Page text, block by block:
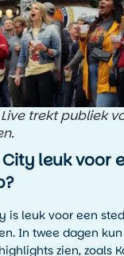
trekt publiek
leuk voor
is leuk voor een
In twee dagen
zien, zoals